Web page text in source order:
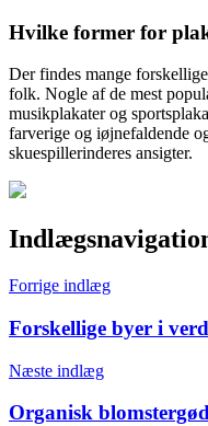
Hvilke former for
Der findes mange
folk. Nogle af de mest
musikplakater og
farverige og iøjnefaldende
skuespillerinderes ansigter.
Forrige indlæg
Forskellige byer i
Næste indlæg
Organisk